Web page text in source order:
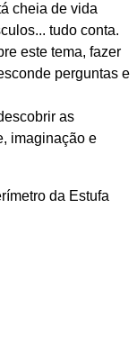
cheia de vida
tudo conta.
este tema, fazer
perguntas e
as
imaginação e
da Estufa